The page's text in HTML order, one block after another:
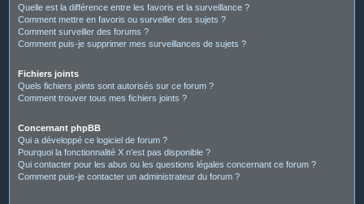
Quelle est la différence entre les favoris et la surveillance ?
Comment mettre en favoris ou surveiller des sujets ?
Comment surveiller des forums ?
Comment puis-je supprimer mes surveillances de sujets ?
Fichiers joints
Quels fichiers joints sont autorisés sur ce forum ?
Comment trouver tous mes fichiers joints ?
Concernant phpBB
Qui a développé ce logiciel de forum ?
Pourquoi la fonctionnalité X n’est pas disponible ?
Qui contacter pour les abus ou les questions légales concernant ce forum ?
Comment puis-je contacter un administrateur du forum ?